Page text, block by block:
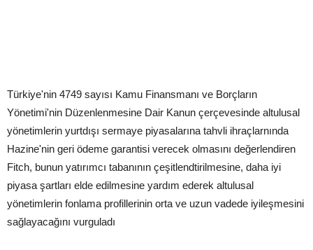
Türkiye'nin 4749 sayısı Kamu Finansmanı ve Borçların
Yönetimi'nin Düzenlenmesine Dair Kanun çerçevesinde altulusal
yönetimlerin yurtdışı sermaye piyasalarına tahvli ihraçlarnında
Hazine'nin geri ödeme garantisi verecek olmasını değerlendiren
Fitch, bunun yatırımcı tabanının çeşitlendtirilmesine, daha iyi
piyasa şartları elde edilmesine yardım ederek altulusal
yönetimlerin fonlama profillerinin orta ve uzun vadede iyileşmesini
sağlayacağını vurguladı